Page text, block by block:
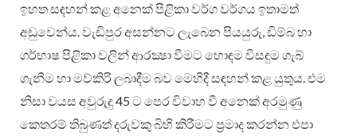
ඉහත සඳහන් කළ අනෙක් පිළිකා වර්ග වර්ගය ඉතාමත්
අඩුවෙන්ය. වැඩිපුර අසන්නට ලැබෙන පියයුරු, ඩිම්බ හා
ගර්භාෂ පිළිකා වලින් ආරක්‍ෂා වීමට හොඳම විසඳුම ගැබ්
ගැනීම හා මව්කිරි ලබාදීම බව මෙහිදී සඳහන් කළ යුතුය. එම
නිසා වයස අවුරුදු 45 ට පෙර විවාහ වී අනෙක් අරමුණු
කෙතරම් තිබුණත් දරුවකු බිහි කිරීමට ප්‍රමාද කරන්න එපා